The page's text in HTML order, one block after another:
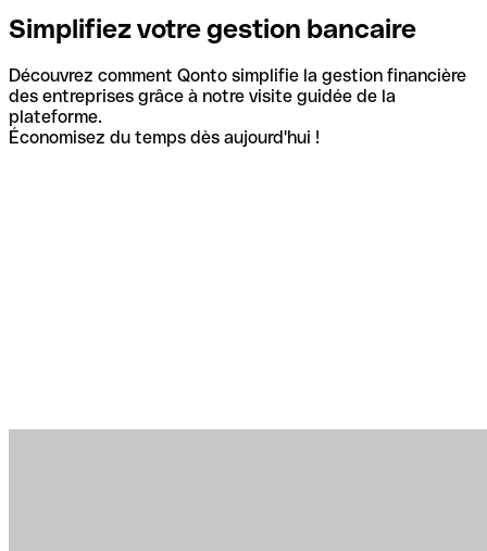
Simplifiez votre gestion bancaire
Découvrez comment Qonto simplifie la gestion financière
des entreprises grâce à notre visite guidée de la
plateforme.
Économisez du temps dès aujourd'hui !